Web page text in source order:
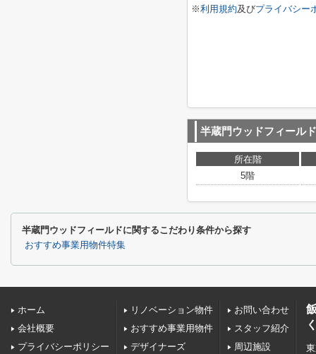
※利用規約及びプライバシー
半蔵門ウッドフィールド
所在階
5階
半蔵門ウッドフィールドに関するこだわり条件から探す
おすすめ事業用物件特集
ホーム
会社概要
プライバシーポリシー
リノベーション物件
おすすめ事業用物件
デザイナーズ
お問い合わせ
スタッフ紹介
周辺施設